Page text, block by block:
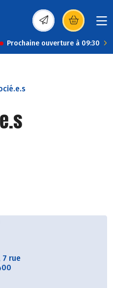
(s’ouvre dans une
Prochaine ouverture à 09:30
7 rue